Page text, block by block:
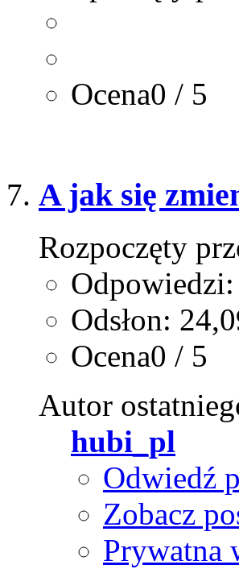
Ocena0 / 5
A jak się
Rozpoczęty
Odsłon:
Ocena0 / 5
Autor
hubi_pl
Odwiedź
Zobacz
Prywatna